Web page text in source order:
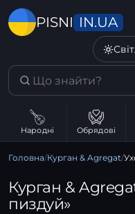
PISNI IN.UA
Народні Обрядові
Головна/Курган & Agregat/
Курган &
пиздуй»